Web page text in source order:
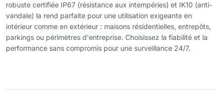
robuste certifiée IP67 (résistance aux intempéries) et IK10 (anti-
vandale) la rend parfaite pour une utilisation exigeante en
intérieur comme en extérieur : maisons résidentielles, entrepôts,
parkings ou périmètres d'entreprise. Choisissez la fiabilité et la
performance sans compromis pour une surveillance 24/7.